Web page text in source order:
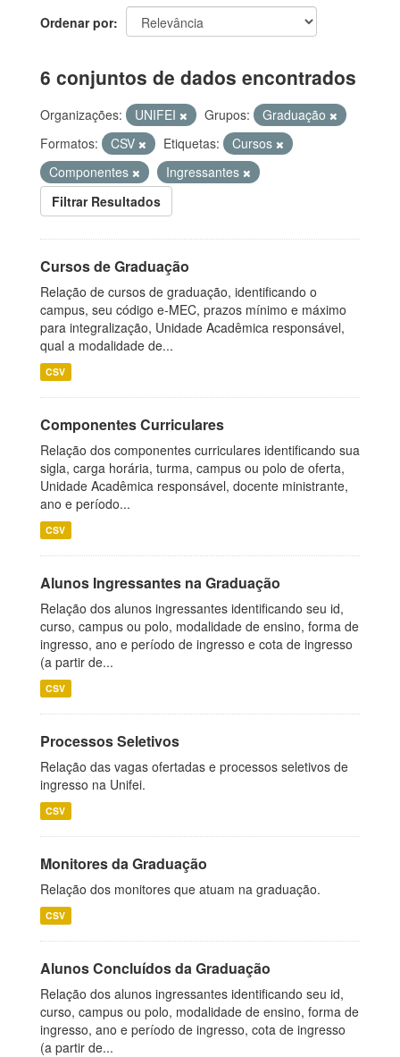
Ordenar por
6 conjuntos de dados encontrados
Organizações: UNIFEI Grupos:
Graduação
Formatos:
CSV Etiquetas:
Cursos
Componentes
Ingressantes
Filtrar Resultados
Cursos de Graduação
Relação de cursos de graduação, identificando o
campus, seu código e-MEC, prazos mínimo e máximo
para integralização, Unidade Acadêmica responsável,
qual a modalidade de...
CSV
Componentes Curriculares
Relação dos componentes curriculares identificando sua
sigla, carga horária, turma, campus ou polo de oferta,
Unidade Acadêmica responsável, docente ministrante,
ano e período...
CSV
Alunos Ingressantes na Graduação
Relação dos alunos ingressantes identificando seu id,
curso, campus ou polo, modalidade de ensino, forma de
ingresso, ano e período de ingresso e cota de ingresso
(a partir de...
CSV
Processos Seletivos
Relação das vagas ofertadas e processos seletivos de
ingresso na Unifei.
CSV
Monitores da Graduação
Relação dos monitores que atuam na graduação.
CSV
Alunos Concluídos da Graduação
Relação dos alunos ingressantes identificando seu id,
curso, campus ou polo, modalidade de ensino, forma de
ingresso, ano e período de ingresso, cota de ingresso
(a partir de...